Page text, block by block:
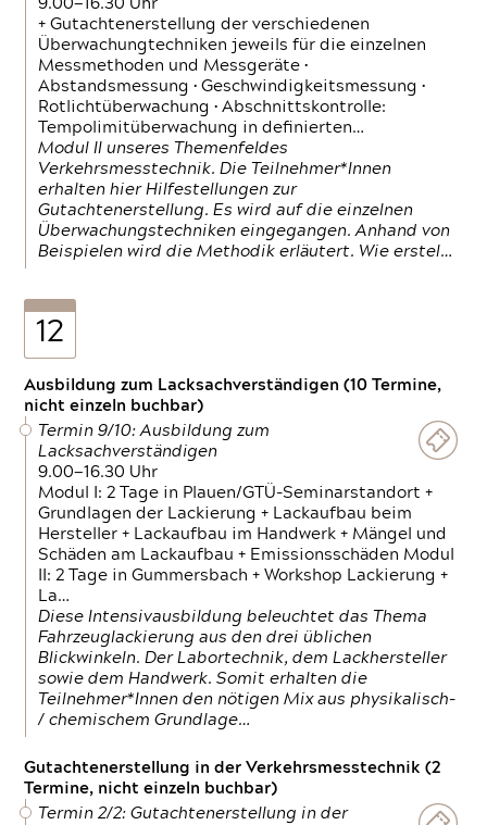
9.00—16.30 Uhr
+ Gutachtenerstellung der verschiedenen
Überwachungtechniken jeweils für die einzelnen
Messmethoden und Messgeräte •
Abstandsmessung • Geschwindigkeitsmessung •
Rotlichtüberwachung • Abschnittskontrolle:
Tempolimitüberwachung in definierten…
Modul II unseres Themenfeldes
Verkehrsmesstechnik. Die Teilnehmer*Innen
erhalten hier Hilfestellungen zur
Gutachtenerstellung. Es wird auf die einzelnen
Überwachungstechniken eingegangen. Anhand von
Beispielen wird die Methodik erläutert. Wie erstel…
12
Ausbildung zum Lacksachverständigen (10 Termine,
nicht einzeln buchbar)
Termin 9/10: Ausbildung zum
Lacksachverständigen
9.00—16.30 Uhr
Modul I: 2 Tage in Plauen/GTÜ-Seminarstandort +
Grundlagen der Lackierung + Lackaufbau beim
Hersteller + Lackaufbau im Handwerk + Mängel und
Schäden am Lackaufbau + Emissionsschäden Modul
II: 2 Tage in Gummersbach + Workshop Lackierung +
La…
Diese Intensivausbildung beleuchtet das Thema
Fahrzeuglackierung aus den drei üblichen
Blickwinkeln. Der Labortechnik, dem Lackhersteller
sowie dem Handwerk. Somit erhalten die
Teilnehmer*Innen den nötigen Mix aus physikalisch-
/ chemischem Grundlage…
Gutachtenerstellung in der Verkehrsmesstechnik (2
Termine, nicht einzeln buchbar)
Termin 2/2: Gutachtenerstellung in der